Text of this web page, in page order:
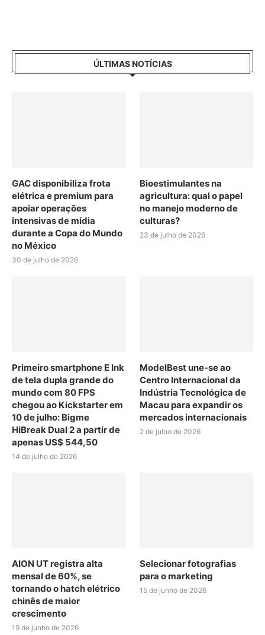
ÚLTIMAS NOTÍCIAS
GAC disponibiliza frota
elétrica e premium para
apoiar operações
intensivas de mídia
durante a Copa do Mundo
no México
30 de julho de 2026
Bioestimulantes na
agricultura: qual o papel
no manejo moderno de
culturas?
23 de julho de 2026
Primeiro smartphone E Ink
de tela dupla grande do
mundo com 80 FPS
chegou ao Kickstarter em
10 de julho: Bigme
HiBreak Dual 2 a partir de
apenas US$ 544,50
14 de julho de 2026
ModelBest une-se ao
Centro Internacional da
Indústria Tecnológica de
Macau para expandir os
mercados internacionais
2 de julho de 2026
AION UT registra alta
mensal de 60%, se
tornando o hatch elétrico
chinês de maior
crescimento
19 de junho de 2026
Selecionar fotografias
para o marketing
15 de junho de 2026